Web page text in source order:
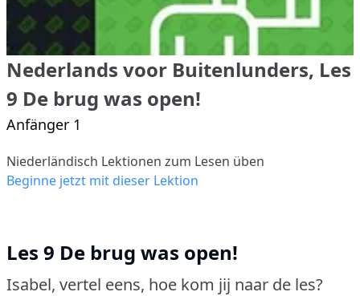
Nederlands voor Buitenlunders, Les
9 De brug was open!
Anfänger 1
Niederländisch Lektionen zum Lesen üben
Beginne jetzt mit dieser Lektion
Les 9 De brug was open!
Isabel, vertel eens, hoe kom jij naar de les?